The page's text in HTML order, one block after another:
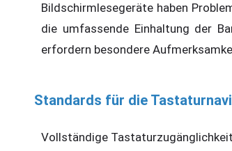
Bildschirmlesegeräte haben
die umfassende Einhaltung der
erfordern besondere
Standards für die
Vollständige